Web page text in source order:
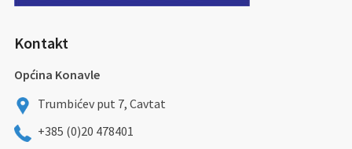
Kontakt
Općina Konavle
Trumbićev put 7, Cavtat
+385 (0)20 478401